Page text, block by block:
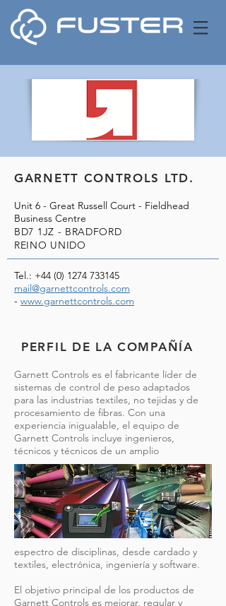
GARNETT CONTROLS LTD.
Unit 6 - Great Russell Court - Fieldhead
Business Centre
BD7 1JZ - BRADFORD
REINO UNIDO
Tel.: +44 (0) 1274 733145
mail@garnettcontrols.com
- www.garnettcontrols.com
PERFIL DE LA COMPAÑÍA
Garnett Controls es el fabricante líder de
sistemas de control de peso adaptados
para las industrias textiles, no tejidas y de
procesamiento de fibras. Con una
experiencia inigualable, el equipo de
Garnett Controls incluye ingenieros,
técnicos y técnicos de un amplio
espectro de disciplinas, desde cardado y
textiles, electrónica, ingeniería y software.
El objetivo principal de los productos de
Garnett Controls es mejorar, regular y